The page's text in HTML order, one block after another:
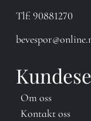
Tlf: 90881270
Om oss
Kontakt oss